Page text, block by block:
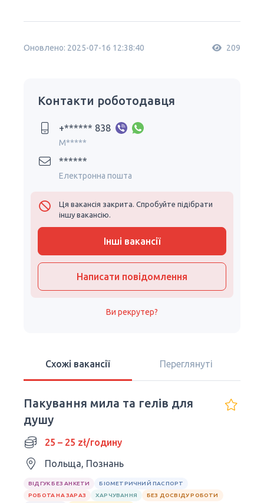
Оновлено: 2025-07-16 12:38:40 209
Контакти роботодавця
+****** 838
M*****
******
Електронна пошта
Ця вакансія закрита. Спробуйте підібрати
іншу вакансію.
Інші вакансії
Написати повідомлення
Ви рекрутер?
Схожі вакансії Переглянуті
Пакування мила та гелів для
душу
25 – 25 zł/годину
Польща, Познань
ВІДГУК БЕЗ АНКЕТИ
БІОМЕТРИЧНИЙ ПАСПОРТ
РОБОТА НА ЗАРАЗ
ХАРЧУВАННЯ
БЕЗ ДОСВІДУ РОБОТИ